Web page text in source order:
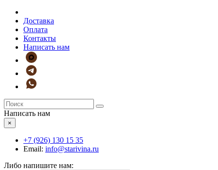
Доставка
Оплата
Контакты
Написать нам
Написать нам
×
+7 (926) 130 15 35
Email: info@starivina.ru
Либо напишите нам: